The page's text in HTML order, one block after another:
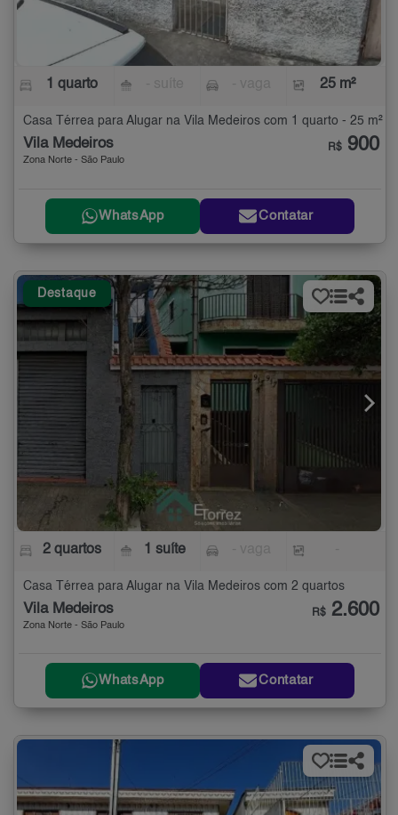
1 quarto 25 m²
Casa Térrea para Alugar na Vila Medeiros com 1 quarto - 25 m²
Vila Medeiros
Zona Norte - São Paulo
R$ 900
WhatsApp Contatar
Destaque
2 quartos 1 suíte
Casa Térrea para Alugar na Vila Medeiros com 2 quartos
Vila Medeiros
Zona Norte - São Paulo
R$ 2.600
WhatsApp Contatar